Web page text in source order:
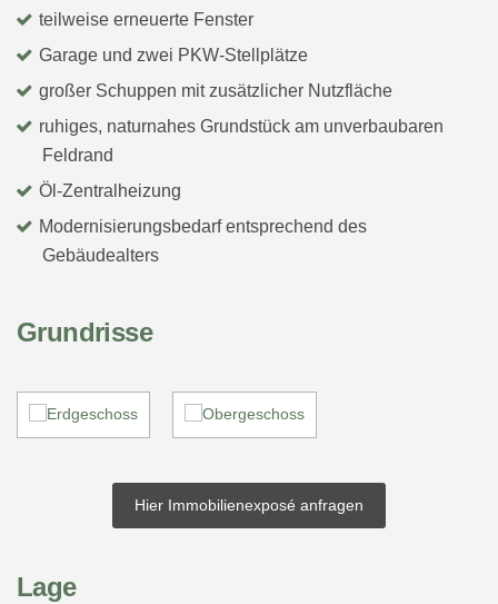
teilweise erneuerte Fenster
Garage und zwei PKW-Stellplätze
großer Schuppen mit zusätzlicher Nutzfläche
ruhiges, naturnahes Grundstück am unverbaubaren
Feldrand
Öl-Zentralheizung
Modernisierungsbedarf entsprechend des
Gebäudealters
Grundrisse
Hier Immobilienexposé anfragen
Lage